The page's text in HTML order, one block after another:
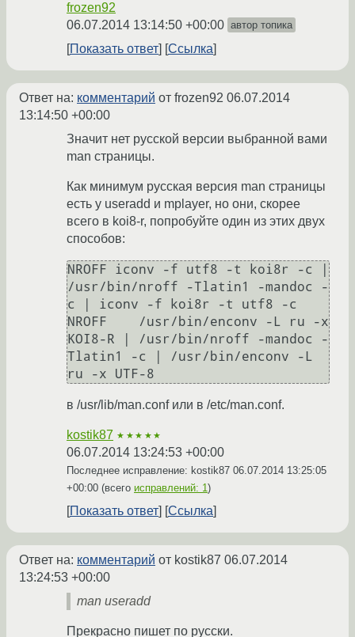
frozen92
06.07.2014 13:14:50 +00:00 автор топика
Показать ответ Ссылка
Ответ на: комментарий от frozen92 06.07.2014
13:14:50 +00:00
Значит нет русской версии выбранной вами
man страницы.
Как минимум русская версия man страницы
есть у useradd и mplayer, но они, скорее
всего в koi8-r, попробуйте один из этих двух
способов:
NROFF iconv -f utf8 -t koi8r -c |
/usr/bin/nroff -Tlatin1 -mandoc -
c | iconv -f koi8r -t utf8 -c
NROFF    /usr/bin/enconv -L ru -x
KOI8-R | /usr/bin/nroff -mandoc -
Tlatin1 -c | /usr/bin/enconv -L
в /usr/lib/man.conf или в /etc/man.conf.
kostik87 ★★★★★
06.07.2014 13:24:53 +00:00
Последнее исправление: kostik87 06.07.2014 13:25:05
+00:00 (всего исправлений: 1)
Показать ответ Ссылка
Ответ на: комментарий от kostik87 06.07.2014
13:24:53 +00:00
man useradd
Прекрасно пишет по русски.